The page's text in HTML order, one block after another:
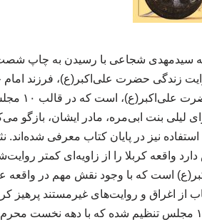
سیدمهدی شجاعی با رسیدن به چاپ
زندگی حضرت علی‌اکبر(ع)، فرزند امام
متفاوت بازگو
لیلی بنت ابی‌مره، مادر ایشان، بازگو
استفاده نیز در پایان کتاب معرفی
واقعه کربلا را از زاویه‌ای کمتر
است که با وجود نقش مهم در واقعه
اغراق و روایت‌های غیرمستند پرهیز
رویدادهای تاریخی تکیه دارد. «پدر، عشق و پسر» در ۱۰ مجلس تنظیم شده